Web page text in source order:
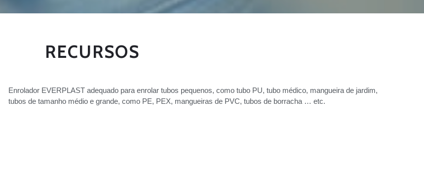
RECURSOS
Enrolador EVERPLAST adequado para enrolar tubos pequenos, como tubo PU, tubo médico, mangueira de jardim,
tubos de tamanho médio e grande, como PE, PEX, mangueiras de PVC, tubos de borracha … etc.